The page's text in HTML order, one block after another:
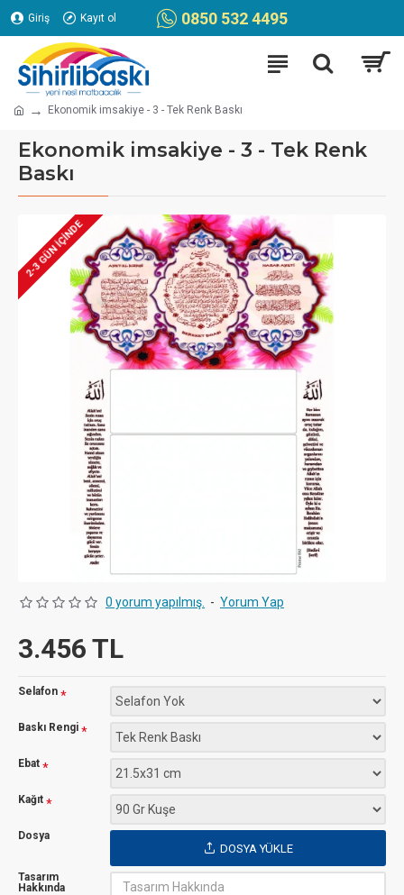
Giriş Kayıt ol 0850 532 4495
Ekonomik imsakiye - 3 - Tek Renk Baskı
Ekonomik imsakiye - 3 - Tek Renk
Baskı
2-3 GÜN IÇINDE
0 yorum yapılmış. - Yorum Yap
3.456 TL
Selafon
Baskı Rengi
Ebat
Kağıt
Dosya
DOSYA YÜKLE
Tasarım
Hakkında